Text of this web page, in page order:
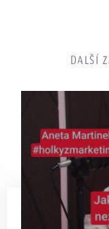
DALŠÍ